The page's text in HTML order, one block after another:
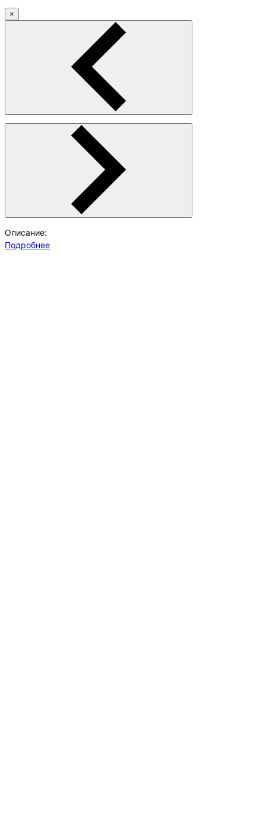
×
Описание:
Подробнее